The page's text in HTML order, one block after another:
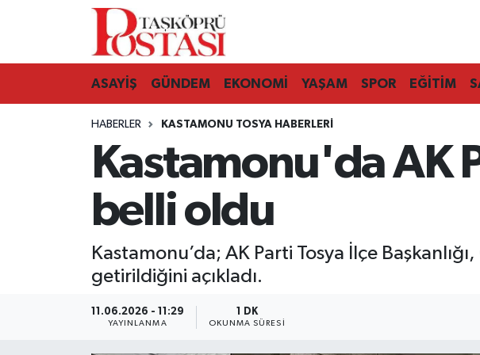
ASAYİŞ GÜNDEM EKONOMİ YAŞAM SPOR EĞİTİM
HABERLER KASTAMONU TOSYA HABERLERI
Kastamonu'da AK
belli oldu
Kastamonu’da; AK Parti Tosya İlçe
getirildiğini açıkladı.
11.06.2026 - 11:29
YAYINLANMA
1 DK
OKUNMA SÜRESI
Kastamonu Vefat Edenler
Araç Haberleri
Azdavay Haberleri
Bozkurt Haberleri